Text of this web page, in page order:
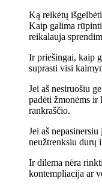
Ką reikėtų
Kaip galima
reikalauja
Ir priešingai, kaip
suprasti visi
Jei aš nesiruošiu
padėti žmonėms ir
rankraščio.
Jei aš
neužtrenksiu durų
Ir dilema nėra
kontempliacija ar